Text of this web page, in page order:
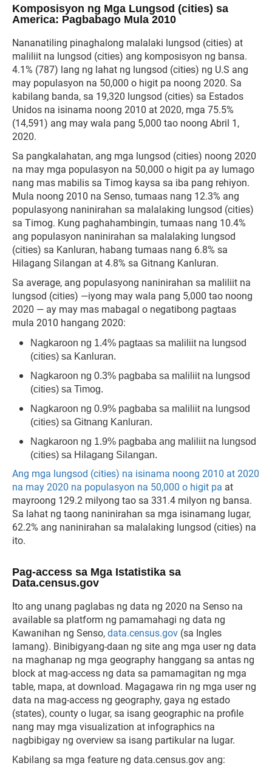
Komposisyon ng Mga Lungsod (cities) sa
America: Pagbabago Mula 2010
Nananatiling pinaghalong malalaki lungsod (cities) at
maliliit na lungsod (cities) ang komposisyon ng bansa.
4.1% (787) lang ng lahat ng lungsod (cities) ng U.S ang
may populasyon na 50,000 o higit pa noong 2020. Sa
kabilang banda, sa 19,320 lungsod (cities) sa Estados
Unidos na isinama noong 2010 at 2020, mga 75.5%
(14,591) ang may wala pang 5,000 tao noong Abril 1,
2020.
Sa pangkalahatan, ang mga lungsod (cities) noong 2020
na may mga populasyon na 50,000 o higit pa ay lumago
nang mas mabilis sa Timog kaysa sa iba pang rehiyon.
Mula noong 2010 na Senso, tumaas nang 12.3% ang
populasyong naninirahan sa malalaking lungsod (cities)
sa Timog. Kung paghahambingin, tumaas nang 10.4%
ang populasyon naninirahan sa malalaking lungsod
(cities) sa Kanluran, habang tumaas nang 6.8% sa
Hilagang Silangan at 4.8% sa Gitnang Kanluran.
Sa average, ang populasyong naninirahan sa maliliit na
lungsod (cities) —iyong may wala pang 5,000 tao noong
2020 — ay may mas mabagal o negatibong pagtaas
mula 2010 hangang 2020:
Nagkaroon ng 1.4% pagtaas sa maliliit na lungsod
(cities) sa Kanluran.
Nagkaroon ng 0.3% pagbaba sa maliliit na lungsod
(cities) sa Timog.
Nagkaroon ng 0.9% pagbaba sa maliliit na lungsod
(cities) sa Gitnang Kanluran.
Nagkaroon ng 1.9% pagbaba ang maliliit na lungsod
(cities) sa Hilagang Silangan.
Ang mga lungsod (cities) na isinama noong 2010 at 2020
na may 2020 na populasyon na 50,000 o higit pa at
mayroong 129.2 milyong tao sa 331.4 milyon ng bansa.
Sa lahat ng taong naninirahan sa mga isinamang lugar,
62.2% ang naninirahan sa malalaking lungsod (cities) na
ito.
Pag-access sa Mga Istatistika sa
Data.census.gov
Ito ang unang paglabas ng data ng 2020 na Senso na
available sa platform ng pamamahagi ng data ng
Kawanihan ng Senso, data.census.gov (sa Ingles
lamang). Binibigyang-daan ng site ang mga user ng data
na maghanap ng mga geography hanggang sa antas ng
block at mag-access ng data sa pamamagitan ng mga
table, mapa, at download. Magagawa rin ng mga user ng
data na mag-access ng geography, gaya ng estado
(states), county o lugar, sa isang geographic na profile
nang may mga visualization at infographics na
nagbibigay ng overview sa isang partikular na lugar.
Kabilang sa mga feature ng data.census.gov ang: